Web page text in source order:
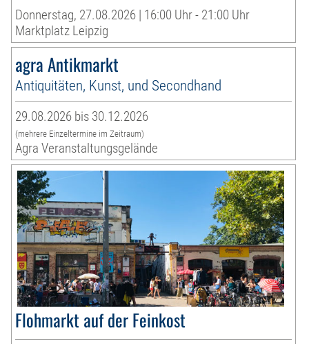
Donnerstag, 27.08.2026 | 16:00 Uhr - 21:00 Uhr
Marktplatz Leipzig
agra Antikmarkt
Antiquitäten, Kunst, und Secondhand
29.08.2026 bis 30.12.2026
(mehrere Einzeltermine im Zeitraum)
Agra Veranstaltungsgelände
Flohmarkt auf der Feinkost